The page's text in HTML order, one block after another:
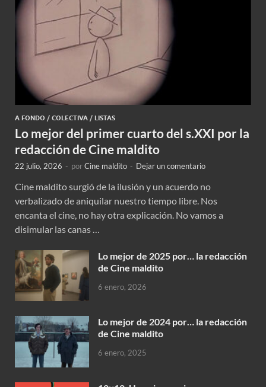
A FONDO / COLECTIVA / LISTAS
Lo mejor del primer cuarto del s.XXI por la
redacción de Cine maldito
22 julio, 2026 - porCine maldito - Dejar un comentario
Cine maldito surgió de la ilusión y un acuerdo no
verbalizado de aniquilar nuestro tiempo libre. Nos
encanta el cine, no hay otra explicación. No vamos a
disimular las canas …
Lo mejor de 2025 por… la redacción
de Cine maldito
6 enero, 2026
Lo mejor de 2024 por… la redacción
de Cine maldito
6 enero, 2025